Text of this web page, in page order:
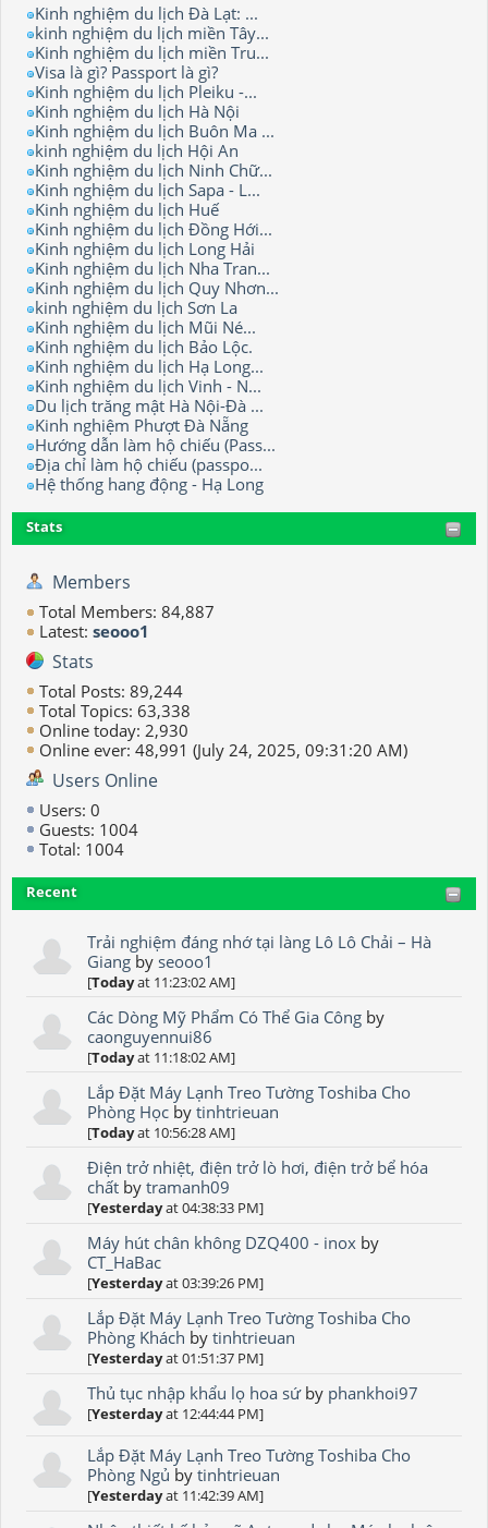
Kinh nghiệm du lịch Đà Lạt: ...
kinh nghiệm du lịch miền Tây...
Kinh nghiệm du lịch miền Tru...
Visa là gì? Passport là gì?
Kinh nghiệm du lịch Pleiku -...
Kinh nghiệm du lịch Hà Nội
Kinh nghiệm du lịch Buôn Ma ...
kinh nghiệm du lịch Hội An
Kinh nghiệm du lịch Ninh Chữ...
Kinh nghiệm du lịch Sapa - L...
Kinh nghiệm du lịch Huế
Kinh nghiệm du lịch Đồng Hới...
Kinh nghiệm du lịch Long Hải
Kinh nghiệm du lịch Nha Tran...
Kinh nghiệm du lịch Quy Nhơn...
kinh nghiệm du lịch Sơn La
Kinh nghiệm du lịch Mũi Né...
Kinh nghiệm du lịch Bảo Lộc.
Kinh nghiệm du lịch Hạ Long...
Kinh nghiệm du lịch Vinh - N...
Du lịch trăng mật Hà Nội-Đà ...
Kinh nghiệm Phượt Đà Nẵng
Hướng dẫn làm hộ chiếu (Pass...
Địa chỉ làm hộ chiếu (passpo...
Hệ thống hang động - Hạ Long
Stats
Members
Total Members: 84,887
Latest: seooo1
Stats
Total Posts: 89,244
Total Topics: 63,338
Online today: 2,930
Online ever: 48,991 (July 24, 2025, 09:31:20 AM)
Users Online
Users: 0
Guests: 1004
Total: 1004
Recent
Trải nghiệm đáng nhớ tại làng Lô Lô Chải – Hà
Giang by seooo1
[Todayat 11:23:02 AM]
Các Dòng Mỹ Phẩm Có Thể Gia Công by
caonguyennui86
[Todayat 11:18:02 AM]
Lắp Đặt Máy Lạnh Treo Tường Toshiba Cho
Phòng Học bytinhtrieuan
[Todayat 10:56:28 AM]
Điện trở nhiệt, điện trở lò hơi, điện trở bể hóa
chất bytramanh09
[Yesterdayat 04:38:33 PM]
Máy hút chân không DZQ400 - inox by
CT_HaBac
[Yesterdayat 03:39:26 PM]
Lắp Đặt Máy Lạnh Treo Tường Toshiba Cho
Phòng Khách bytinhtrieuan
[Yesterdayat 01:51:37 PM]
Thủ tục nhập khẩu lọ hoa sứby phankhoi97
[Yesterdayat 12:44:44 PM]
Lắp Đặt Máy Lạnh Treo Tường Toshiba Cho
Phòng Ngủ bytinhtrieuan
[Yesterdayat 11:42:39 AM]